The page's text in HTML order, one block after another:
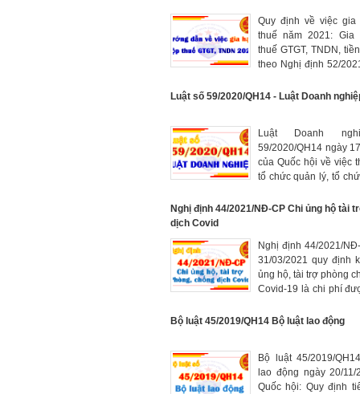
Quy định về việc gia
thuế năm 2021: Gia
thuế GTGT, TNDN,
theo Nghị định 52/
tượng được gia hạn.
Luật số 59/2020/QH14 - Luật Doanh
Luật Doanh
59/2020/QH14 ngày
của Quốc hội về việc
tổ chức quản lý, tổ
của doanh nghiệp
Nghị định 44/2021/NĐ-CP Chi ủng hộ tài
dịch Covid
Nghị định 44/2021/
31/03/2021 quy định
ủng hộ, tài trợ phòng
Covid-19 là chi phí
Bộ luật 45/2019/QH14 Bộ luật lao động
Bộ luật 45/2019/
lao động ngày 20/11/
Quốc hội: Quy định